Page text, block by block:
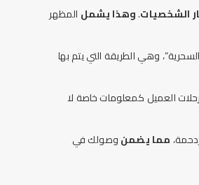
الشخصيات.وهذا يشمل المظهر
وهي الطريقة التي يتم بها
العميل كمعلومات خاصة لا
مما يضمنوصولك في